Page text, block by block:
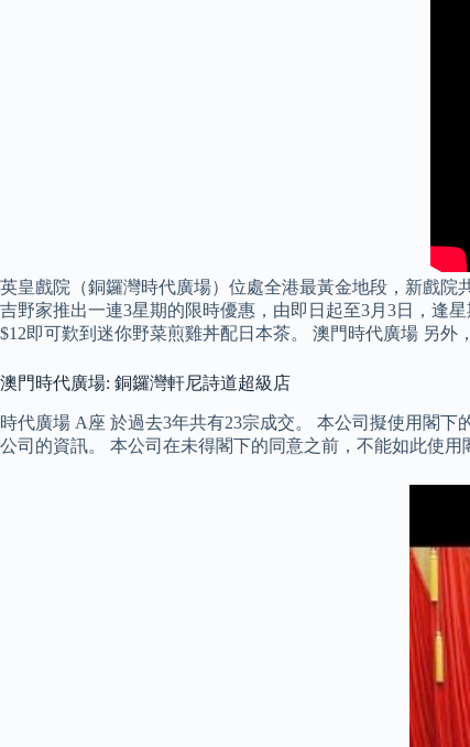
英皇戲院（銅鑼灣時代廣場）位處全港最黃金地段，新戲院
吉野家推出一連3星期的限時優惠，由即日起至3月3日，逢
$12即可歎到迷你野菜煎雞丼配日本茶。 澳門時代廣場 另外
澳門時代廣場: 銅鑼灣軒尼詩道超級店
時代廣場 A座 於過去3年共有23宗成交。 本公司擬使用閣
公司的資訊。 本公司在未得閣下的同意之前，不能如此使用